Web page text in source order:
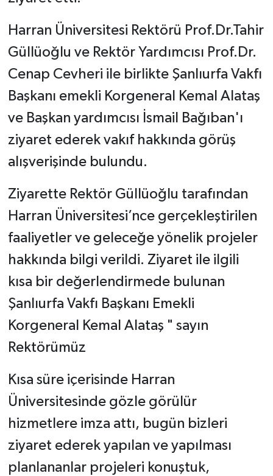
Harran Üniversitesi Rektörü Prof.Dr.Tahir
Güllüoğlu ve Rektör Yardımcısı Prof.Dr.
Cenap Cevheri ile birlikte Şanlıurfa Vakfı
Başkanı emekli Korgeneral Kemal Alataş
ve Başkan yardımcısı İsmail Bağıban'ı
ziyaret ederek vakıf hakkında görüş
alışverişinde bulundu.
Ziyarette Rektör Güllüoğlu tarafından
Harran Üniversitesi’nce gerçekleştirilen
faaliyetler ve geleceğe yönelik projeler
hakkında bilgi verildi. Ziyaret ile ilgili
kısa bir değerlendirmede bulunan
Şanlıurfa Vakfı Başkanı Emekli
Korgeneral Kemal Alataş " sayın
Rektörümüz
Kısa süre içerisinde Harran
Üniversitesinde gözle görülür
hizmetlere imza attı, bugün bizleri
ziyaret ederek yapılan ve yapılması
planlananlar projeleri konuştuk,